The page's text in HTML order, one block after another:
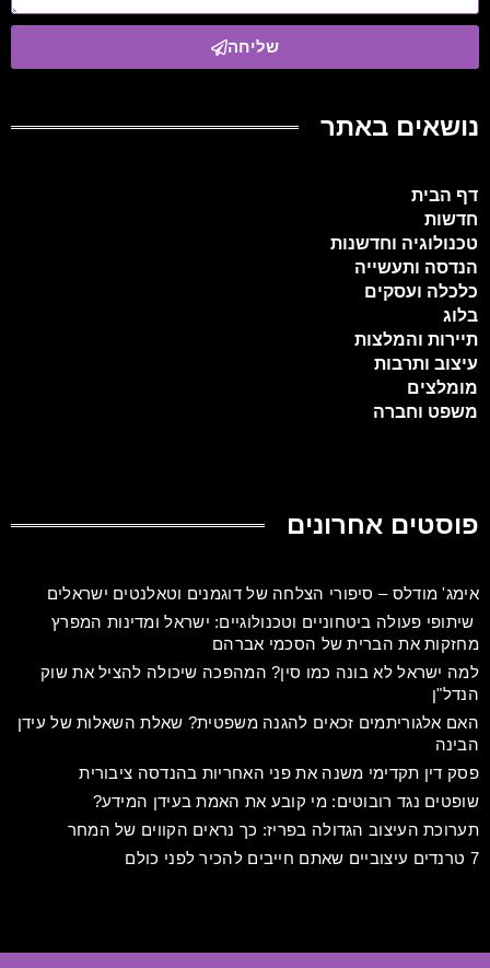
שליחה
נושאים באתר
דף הבית
חדשות
טכנולוגיה וחדשנות
הנדסה ותעשייה
כלכלה ועסקים
בלוג
תיירות והמלצות
עיצוב ותרבות
מומלצים
משפט וחברה
פוסטים אחרונים
אימג' מודלס – סיפורי הצלחה של דוגמנים וטאלנטים ישראלים
שיתופי פעולה ביטחוניים וטכנולוגיים: ישראל ומדינות המפרץ
מחזקות את הברית של הסכמי אברהם
למה ישראל לא בונה כמו סין? המהפכה שיכולה להציל את שוק
הנדל"ן
האם אלגוריתמים זכאים להגנה משפטית? שאלת השאלות של עידן
הבינה
פסק דין תקדימי משנה את פני האחריות בהנדסה ציבורית
שופטים נגד רובוטים: מי קובע את האמת בעידן המידע?
תערוכת העיצוב הגדולה בפריז: כך נראים הקווים של המחר
7 טרנדים עיצוביים שאתם חייבים להכיר לפני כולם